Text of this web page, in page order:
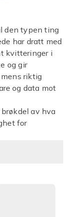
den typen ting
har dratt med
kvitteringer i
og gir
riktig
og data mot
av hva
for